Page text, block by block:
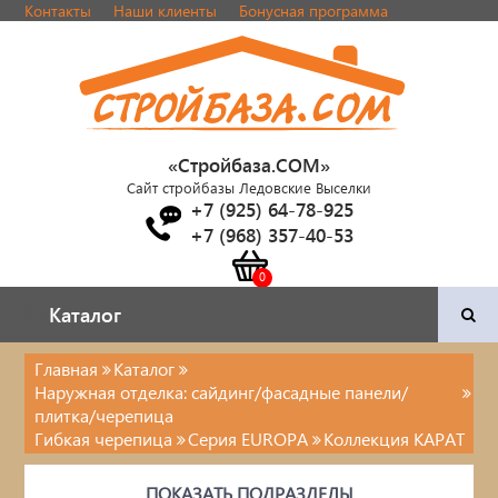
Контакты Наши клиенты Бонусная программа
«Стройбаза.COM»
Сайт стройбазы Ледовские Выселки
+7 (925) 64-78-925
+7 (968) 357-40-53
Каталог
Каталог
Двери и фурнитура
Наша продукция
Главная
Каталог
Наружная отделка: сайдинг/фасадные панели/
плитка/черепица
Гибкая черепица
Серия EUROPA Коллекция КАРАТ
ПОКАЗАТЬ ПОДРАЗДЕЛЫ